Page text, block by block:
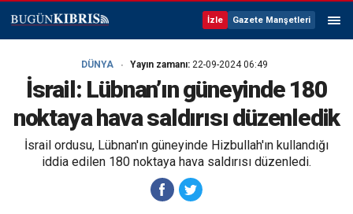
İzle Gazete Manşetleri
DÜNYA Yayın zamanı: 22-09-2024 06:49
İsrail: Lübnan’ın güneyinde 180
noktaya hava saldırısı düzenledik
İsrail ordusu, Lübnan'ın güneyinde Hizbullah'ın kullandığı
iddia edilen 180 noktaya hava saldırısı düzenledi.